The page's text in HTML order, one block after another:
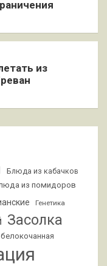
из
Блюда из кабачков
из помидоров
Генетика
Засолка